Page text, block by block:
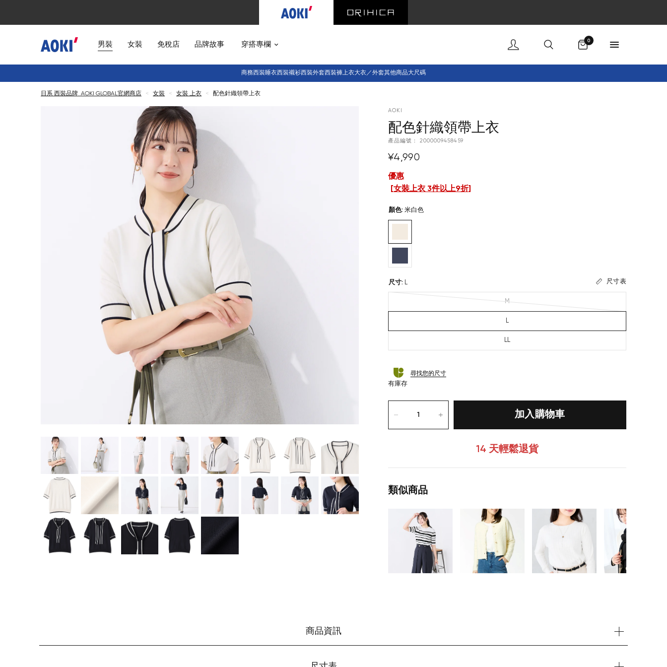
男裝 女裝 免稅店 品牌故事 穿搭專欄
0
商務西裝睡衣西裝襯衫西裝外套西裝褲上衣大衣／外套其他商品大尺碼
日系 西裝品牌 AOKI GLOBAL官網商店 < 女裝 < 女裝 上衣 < 配色針織領帶上衣
AOKI
配色針織領帶上衣
產品編號： 2000009458459
¥4,990
優惠
女裝上衣 3件以上9折]
顏色: 米白色
尺寸: L 尺寸表
M
L
LL
尋找您的尺寸
有庫存
加入購物車
14 天輕鬆退貨
類似商品
商品資訊